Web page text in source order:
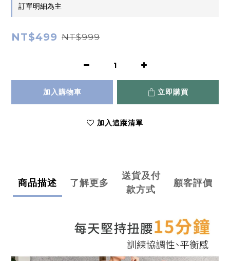
訂單明細為主
NT$499 NT$999
加入購物車 立即購買
加入追蹤清單
商品描述 了解更多
送貨及付
款方式
顧客評價